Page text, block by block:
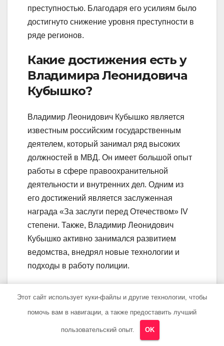
преступностью. Благодаря его усилиям было
достигнуто снижение уровня преступности в
ряде регионов.
Какие достижения есть у
Владимира Леонидовича
Кубышко?
Владимир Леонидович Кубышко является
известным российским государственным
деятелем, который занимал ряд высоких
должностей в МВД. Он имеет большой опыт
работы в сфере правоохранительной
деятельности и внутренних дел. Одним из
его достижений является заслуженная
награда «За заслуги перед Отечеством» IV
степени. Также, Владимир Леонидович
Кубышко активно занимался развитием
ведомства, внедрял новые технологии и
подходы в работу полиции.
Владимир Леонидович
Кубышко занимал в МВД?
Этот сайт использует куки-файлы и другие технологии, чтобы
помочь вам в навигации, а также предоставить лучший
пользовательский опыт. OK